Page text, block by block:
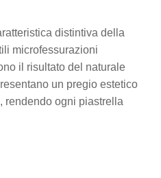
distintiva della
microfessurazioni
il risultato del naturale
un pregio estetico
rendendo ogni piastrella